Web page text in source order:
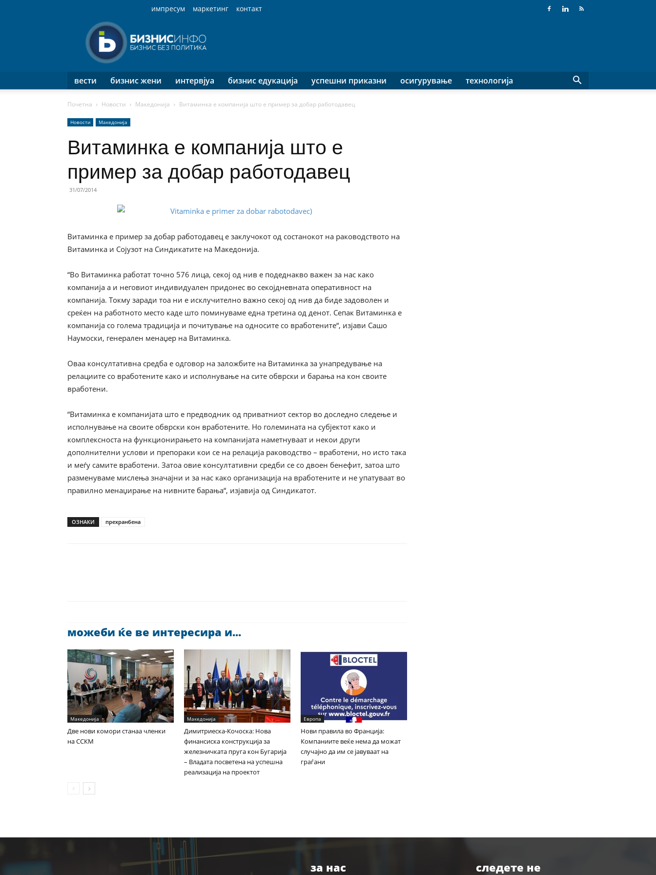
импресум маркетинг
контакт
Инфо
вести бизнис жени интервјуа бизнис едукација успешни приказни осигурување технологија
Почетна Новости Македонија Витаминка е компанија што е пример за добар работодавец
Новости Македонија
Витаминка е компанија што е
пример за добар работодавец
31/07/2014
Витаминка е пример за добар работодавец е заклучокот од состанокот на раководството на
Витаминка и Сојузот на Синдикатите на Македонија.
“Во Витаминка работат точно 576 лица, секој од нив е подеднакво важен за нас како
компанија а и неговиот индивидуален придонес во секојдневната оперативност на
компанија. Токму заради тоа ни е исклучително важно секој од нив да биде задоволен и
среќен на работното место каде што поминуваме една третина од денот. Сепак Витаминка е
компанија со голема традиција и почитување на односите со вработените“, изјави Сашо
Наумоски, генерален менаџер на Витаминка.
Оваа консултативна средба е одговор на заложбите на Витаминка за унапредување на
релациите со вработените како и исполнување на сите обврски и барања на кон своите
вработени.
“Витаминка е компанијата што е предводник од приватниот сектор во доследно следење и
исполнување на своите обврски кон вработените. Но големината на субјектот како и
комплексноста на функционирањето на компанијата наметнуваат и некои други
дополнителни услови и препораки кои се на релација раководство – вработени, но исто така
и меѓу самите вработени. Затоа овие консултативни средби се со двоен бенефит, затоа што
разменуваме мислења значајни и за нас како организација на вработените и не упатуваат во
правилно менаџирање на нивните барања“, изјавија од Синдикатот.
ОЗНАКИ прехранбена
можеби ќе ве интересира и...
Македонија
Две нови комори станаа членки
на ССКМ
Македонија
Димитриеска-Кочоска: Нова
финансиска конструкција за
железничката пруга кон Бугарија
– Владата посветена на успешна
реализација на проектот
Европа
Нови правила во Франција:
Компаниите веќе нема да можат
случајно да им се јавуваат на
граѓани
за нас следете не